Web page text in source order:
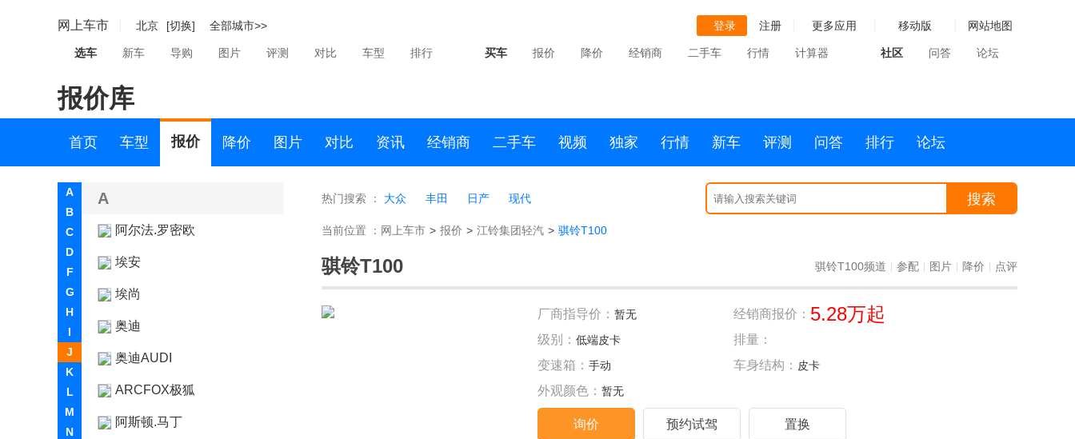
网上车市 北京 [切换] 全部城市>> 登录 注册 更多应用 移动版 网站地图
选车 新车 导购 图片 评测 对比 车型 排行 买车 报价 降价 经销商 二手车 行情 计算器 社区 问答 论坛
报价库
首页 车型 报价 降价 图片 对比 资讯 经销商 二手车 视频 独家 行情 新车 评测 问答 排行 论坛
A
B
C
D
F
G
H
I
J
K
L
M
N
A
阿尔法.罗密欧
埃安
埃尚
奥迪
奥迪AUDI
ARCFOX极狐
阿斯顿.马丁
热门搜索 ： 大众 丰田 日产 现代 搜索
当前位置 ： 网上车市 > 报价 > 江铃集团轻汽 > 骐铃T100
骐铃T100 骐铃T100频道 参配 图片 降价 点评
厂商指导价： 暂无 经销商报价： 5.28万起
级别： 低端皮卡
排量：
变速箱： 手动 车身结构： 皮卡
外观颜色： 暂无
询价 预约试驾 置换